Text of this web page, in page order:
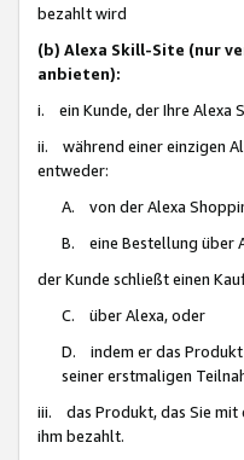
bezahlt wird
(b) Alexa Skill-Site (nur
anbieten):
i. ein Kunde, der Ihre Alexa
ii. während einer einzigen
entweder:
A. von der Alexa
B. eine Bestellung über
der Kunde schließt einen
C. über Alexa, oder
D. indem er das Produkt
seiner erstmaligen
iii. das Produkt, das Sie mit
ihm bezahlt.